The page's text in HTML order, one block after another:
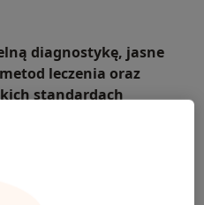
diagnostykę, jasne
leczenia oraz
standardach
pacjenta traktuję
terapię adekwatną do